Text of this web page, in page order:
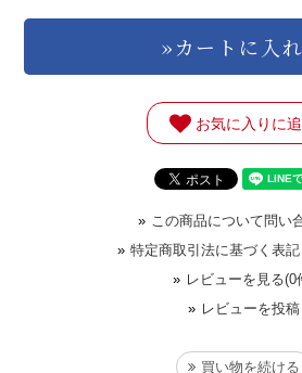
お気に入りに
» この商品について問い
» 特定商取引法に基づく表
» レビューを見る(0
» レビューを投稿
買い物を続ける